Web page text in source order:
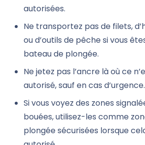
autorisées.
Ne transportez pas de filets,
ou d’outils de pêche si vous
bateau de plongée.
Ne jetez pas l’ancre là où ce
autorisé, sauf en cas d’urgence.
Si vous voyez des zones
bouées, utilisez-les comme
plongée sécurisées lorsque